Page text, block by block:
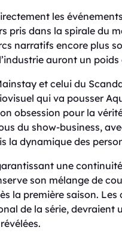
les
pris dans la spirale du
narratifs encore plus
auront un
et celui du
qui va pousser
obsession pour la
du show-business,
la dynamique des
une
son mélange de
la première saison.
de la série, devraient